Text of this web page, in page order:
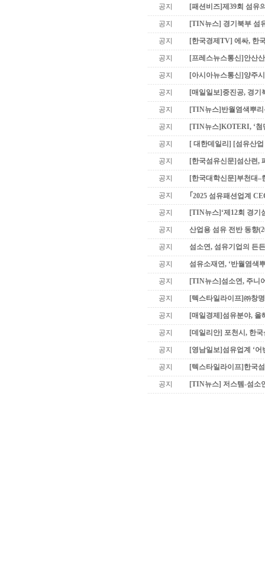
공지 [패션비즈]제39회 섬유
공지 [TIN뉴스] 경기북부 섬
공지 [한국경제TV] 에싸, 한
공지 [프레스뉴스통신]안산
공지 [아시아뉴스통신]양주
공지 [매일일보]중진공, 경
공지 [TIN뉴스]반월염색뿌리
공지 [TIN뉴스]KOTERI, ‘첨
공지 [ 대한데일리] [섬유산
공지 [한국섬유신문]섬산련,
공지 [한국대학신문]부천대–
공지
｢2025 섬유패션업계
공지
[TIN뉴스]‘제12회 경기
공지 산업용 섬유 전반 동향
공지 섬소연, 섬유기업의 든
공지 섬유소재연, ‘반월염색
공지 [TIN뉴스]섬소연, 주니
공지 [텍스타일라이프]㈜창
공지 [매일경제]섬유분야, 올
공지 [데일리안] 포천시, 한
공지 [영남일보]섬유업계 ‘
공지 [텍스타일라이프]한국
공지 [TIN뉴스] 저스템-섬소